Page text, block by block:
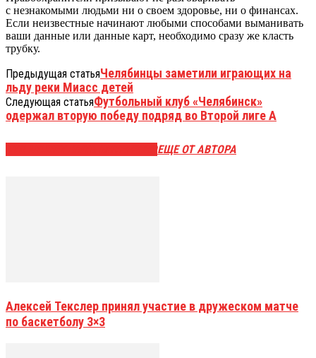
с незнакомыми людьми ни о своем здоровье, ни о финансах.
Если неизвестные начинают любыми способами выманивать
ваши данные или данные карт, необходимо сразу же класть
трубку.
Предыдущая статьяЧелябинцы заметили играющих на
льду реки Миасс детей
Следующая статьяФутбольный клуб «Челябинск»
одержал вторую победу подряд во Второй лиге А
ЕЩЕ ОТ АВТОРА
Алексей Текслер принял участие в дружеском матче
по баскетболу 3×3